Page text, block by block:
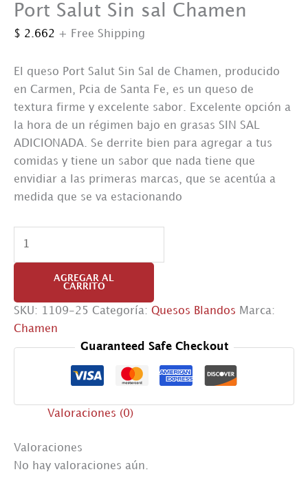
Port Salut Sin sal Chamen
$ 2.662 + Free Shipping
El queso Port Salut Sin Sal de Chamen, producido
en Carmen, Pcia de Santa Fe, es un queso de
textura firme y excelente sabor. Excelente opción a
la hora de un régimen bajo en grasas SIN SAL
ADICIONADA. Se derrite bien para agregar a tus
comidas y tiene un sabor que nada tiene que
envidiar a las primeras marcas, que se acentúa a
medida que se va estacionando
Chamen
cantidad
AGREGAR AL
CARRITO
SKU: 1109-25 Categoría: Quesos Blandos Marca:
Chamen
Guaranteed Safe Checkout
Valoraciones (0)
Valoraciones
No hay valoraciones aún.